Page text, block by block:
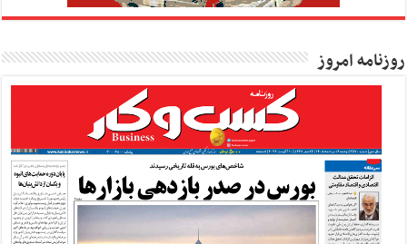
روزنامه امروز